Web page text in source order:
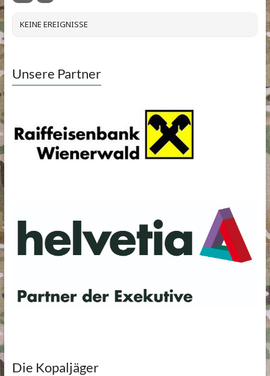
KEINE EREIGNISSE
Unsere Partner
Die Kopaljäger